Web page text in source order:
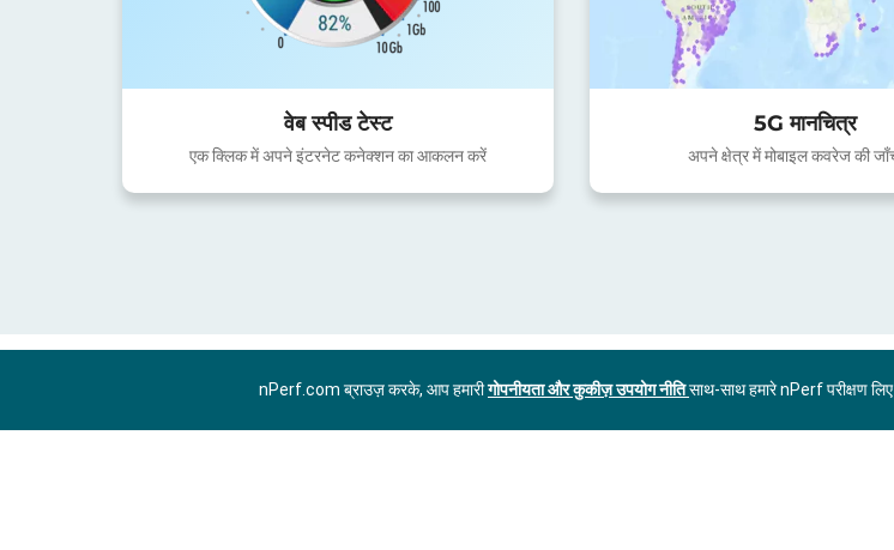
वेब स्पीड टेस्ट
एक क्लिक में अपने इंटरनेट कनेक्शन का आकलन करें
5G मानचित्र
अपने क्षेत्र में मोबाइल कवरेज की
nPerf.com ब्राउज़ करके, आप हमारीगोपनीयता और कुकीज़ उपयोग नीतिसाथ-साथ हमारे nPerf परीक्षण